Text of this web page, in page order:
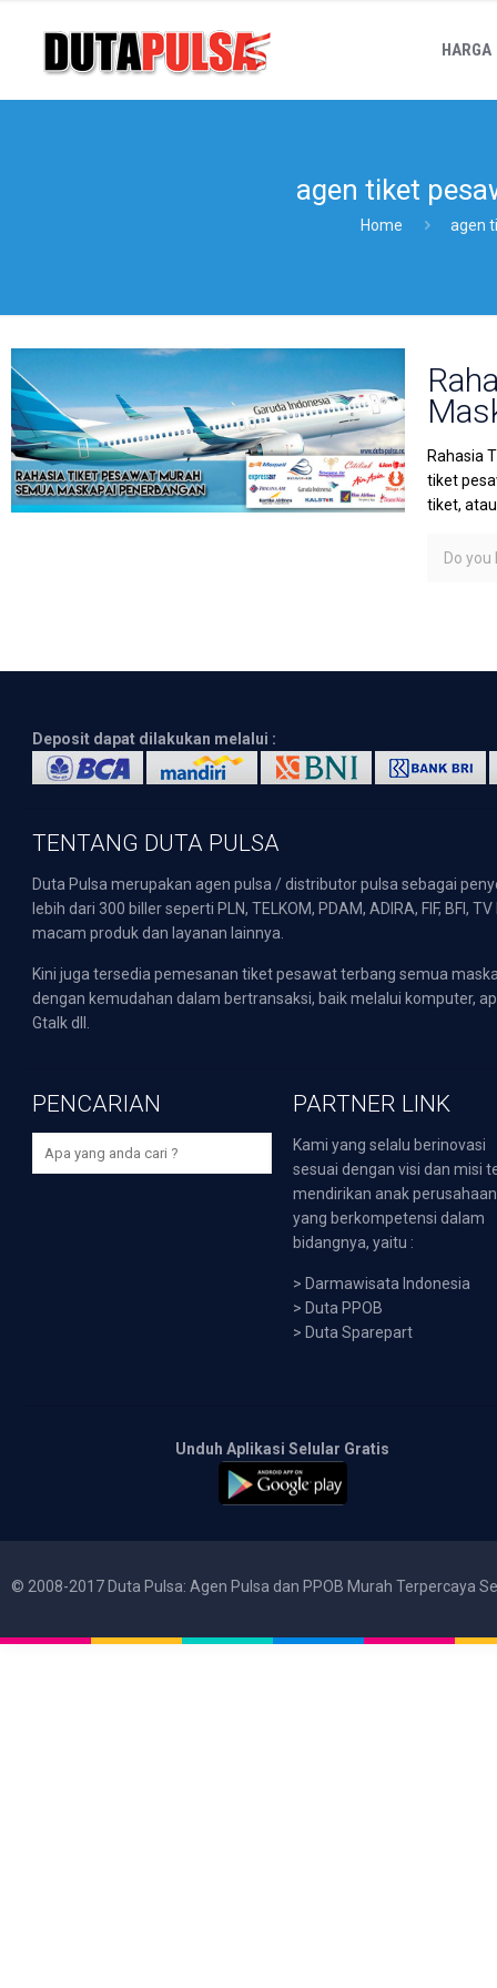
HARGA
agen tiket
Home agen
Rahasia
tiket
tiket,
Do you
Deposit dapat dilakukan melalui :
TENTANG DUTA PULSA
Duta Pulsa merupakan agen pulsa / distributor pulsa sebagai
lebih dari 300 biller seperti PLN, TELKOM, PDAM, ADIRA, FIF,
macam produk dan layanan lainnya.
Kini juga tersedia pemesanan tiket pesawat terbang semua
dengan kemudahan dalam bertransaksi, baik melalui komputer,
Gtalk dll.
PENCARIAN PARTNER LINK
Kami yang selalu berinovasi
sesuai dengan visi dan misi
mendirikan anak perusahaan
yang berkompetensi dalam
bidangnya, yaitu :
> Darmawisata Indonesia
> Duta PPOB
> Duta Sparepart
Unduh Aplikasi Selular Gratis
© 2008-2017 Duta Pulsa: Agen Pulsa dan PPOB Murah Terpercaya